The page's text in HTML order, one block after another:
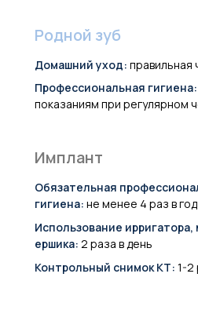
Имплант
Родной зуб
Профессиональная гигиена:
показаниям при регулярном
Домашний уход: правильная
Обязательная
гигиена: не менее 4 раз в год
Использование
ершика: 2 раза в день
Контрольный снимок КТ: 1-2